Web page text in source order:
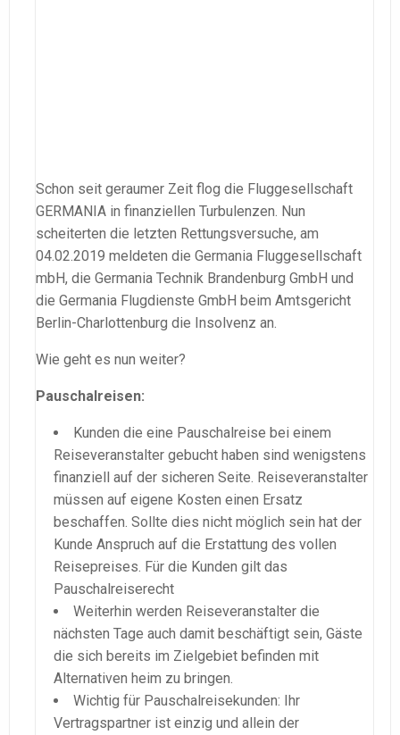
Schon seit geraumer Zeit flog die Fluggesellschaft
GERMANIA in finanziellen Turbulenzen. Nun
scheiterten die letzten Rettungsversuche, am
04.02.2019 meldeten die Germania Fluggesellschaft
mbH, die Germania Technik Brandenburg GmbH und
die Germania Flugdienste GmbH beim Amtsgericht
Berlin-Charlottenburg die Insolvenz an.
Wie geht es nun weiter?
Pauschalreisen:
Kunden die eine Pauschalreise bei einem
Reiseveranstalter gebucht haben sind wenigstens
finanziell auf der sicheren Seite. Reiseveranstalter
müssen auf eigene Kosten einen Ersatz
beschaffen. Sollte dies nicht möglich sein hat der
Kunde Anspruch auf die Erstattung des vollen
Reisepreises. Für die Kunden gilt das
Pauschalreiserecht
Weiterhin werden Reiseveranstalter die
nächsten Tage auch damit beschäftigt sein, Gäste
die sich bereits im Zielgebiet befinden mit
Alternativen heim zu bringen.
Wichtig für Pauschalreisekunden: Ihr
Vertragspartner ist einzig und allein der